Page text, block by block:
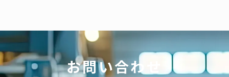
お問い合わせ